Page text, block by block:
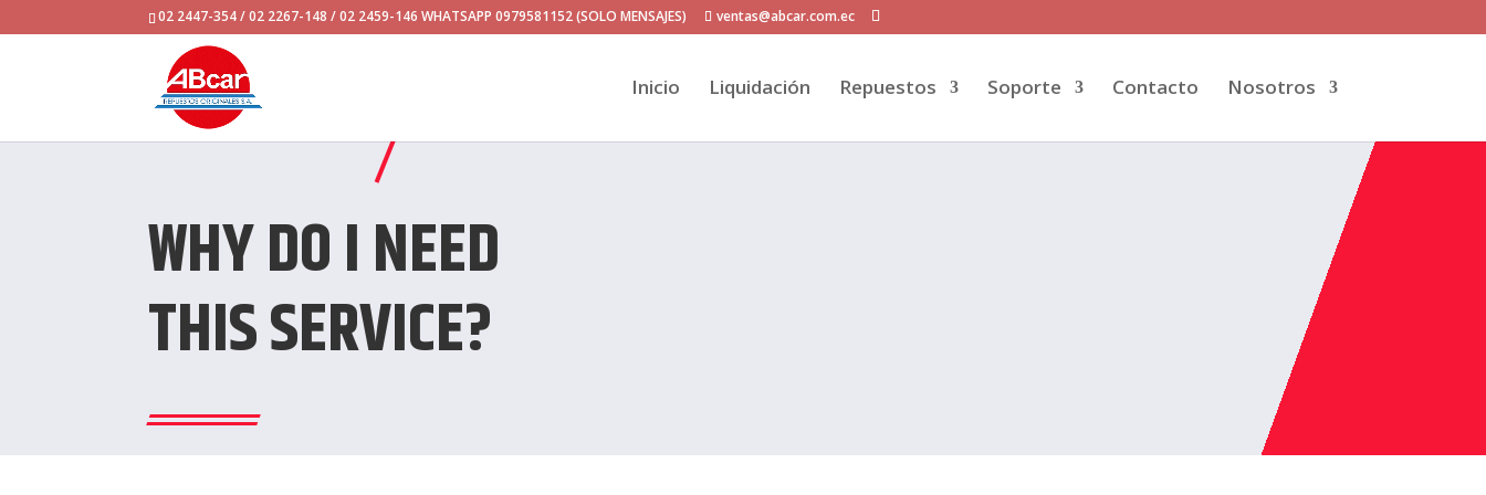
02 2447-354 / 02 2267-148 / 02 2459-146 WHATSAPP 0979581152 (SOLO MENSAJES) ventas@abcar.com.ec
Inicio Liquidación Repuestos Soporte Contacto Nosotros
WHY DO I NEED
THIS SERVICE?